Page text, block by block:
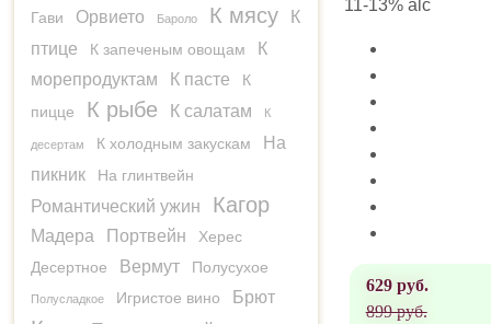
11-13% alc
629 руб.
899 руб.
Гави Орвието Бароло К мясу
К
птице
К запеченым овощам
К
морепродуктам
К пасте
К
пицце
К рыбе К салатам К
десертам К холодным закускам
На
пикник
На глинтвейн
Романтический ужин Кагор
Мадера Портвейн
Херес
Десертное
Вермут Полусухое
Полусладкое Игристое вино Брют